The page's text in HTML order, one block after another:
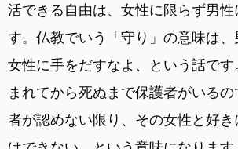
活できる自由は、女性に限らず男
す。仏教でいう「守り」の意味は、
女性に手をだすなよ、という話です
まれてから死ぬまで保護者がいる
者が認めない限り、その女性と好き